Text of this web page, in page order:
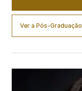
Ver a Pós-Graduação